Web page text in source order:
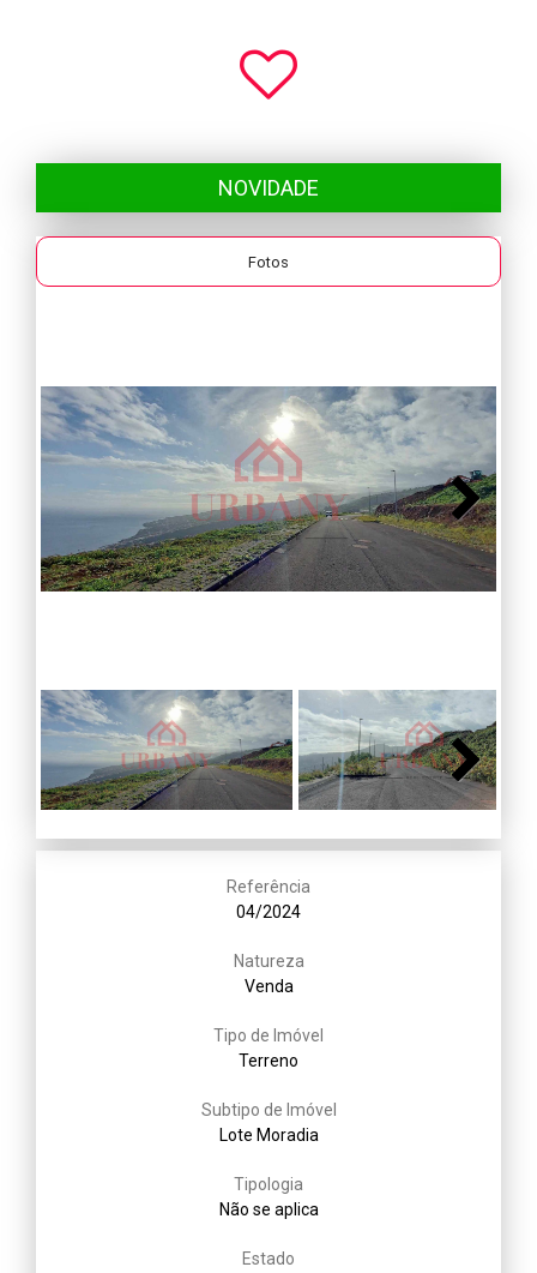
NOVIDADE
Fotos
Next
Next
Referência
04/2024
Natureza
Venda
Tipo de Imóvel
Terreno
Subtipo de Imóvel
Lote Moradia
Tipologia
Não se aplica
Estado